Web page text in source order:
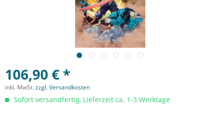
106,90 € *
inkl. MwSt.zzgl. Versandkosten
Sofort versandfertig, Lieferzeit ca. 1-3 Werktage